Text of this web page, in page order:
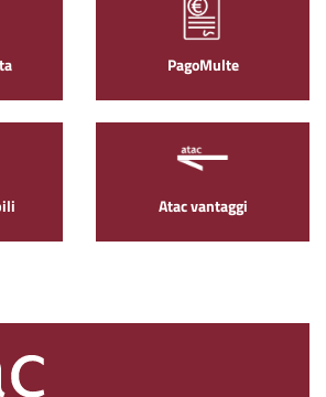
PagoMulte
Atac vantaggi